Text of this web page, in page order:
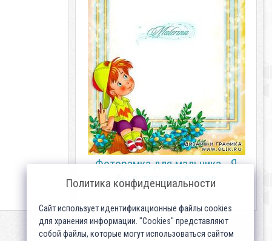
Фоторамка для мальчика - Я
бы в летчики пошел
Политика конфиденциальности
Сайт использует идентификационные файлы cookies
для хранения информации. "Cookies" представляют
собой файлы, которые могут использоваться сайтом